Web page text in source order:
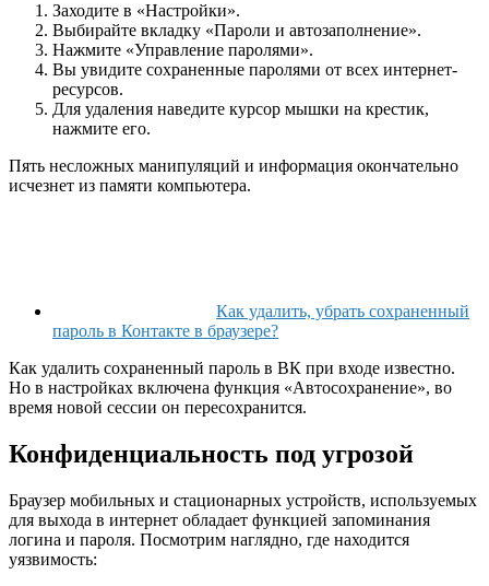
Заходите в «Настройки».
Выбирайте вкладку «Пароли и автозаполнение».
Нажмите «Управление паролями».
Вы увидите сохраненные паролями от всех интернет-
ресурсов.
Для удаления наведите курсор мышки на крестик,
нажмите его.
Пять несложных манипуляций и информация окончательно
исчезнет из памяти компьютера.
Как удалить, убрать сохраненный
пароль в Контакте в браузере?
Как удалить сохраненный пароль в ВК при входе известно.
Но в настройках включена функция «Автосохранение», во
время новой сессии он пересохранится.
Конфиденциальность под угрозой
Браузер мобильных и стационарных устройств, используемых
для выхода в интернет обладает функцией запоминания
логина и пароля. Посмотрим наглядно, где находится
уязвимость: